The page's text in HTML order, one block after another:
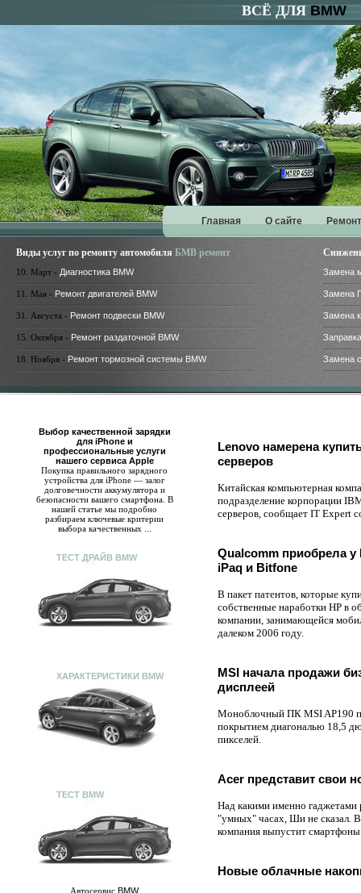
ВСЁ ДЛЯ BMW
Главная О сайте
Виды услуг по ремонту автомобиля БМВ ремонт
10. Март - Диагностика BMW
11. Мая - Ремонт двигателей BMW
31. Августа - Ремонт подвески BMW
15. Октября - Ремонт раздаточной BMW
18. Ноября - Ремонт тормозной системы BMW
Замена
Замена
Замена
Замена
Выбор качественной зарядки
для iPhone и
профессиональные услуги
нашего сервиса Apple
Покупка правильного зарядного
устройства для iPhone — залог
долговечности аккумулятора и
безопасности вашего смартфона. В
нашей статье мы подробно
разбираем ключевые критерии
выбора качественных ...
ТЕСТ ДРАЙВ BMW
ХАРАКТЕРИСТИКИ BMW
ТЕСТ BMW
АвтосервисBMW
Lenovo намерена
серверов
Китайская компьютерная
подразделение корпорации
серверов, сообщает IT Expert
Qualcomm приобрела у
iPaq и Bitfone
В пакет патентов, которые
собственные наработки HP в
компании, занимающейся
далеком 2006 году.
MSI начала продажи
дисплеей
Моноблочный ПК MSI AP190
покрытием диагональю 18,5
пикселей.
Acer представит свои
Над какими именно гаджетами
"умных" часах, Ши не сказал.
компания выпустит
Новые облачные